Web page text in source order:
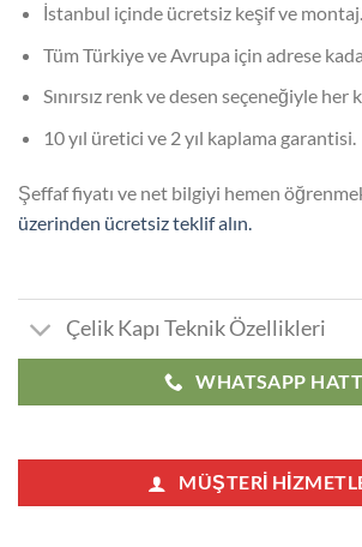
İstanbul içinde ücretsiz keşif ve montaj.
Tüm Türkiye ve Avrupa için adrese
Sınırsız renk ve desen seçeneğiyle her
10 yıl üretici ve 2 yıl kaplama garantisi.
Şeffaf fiyatı ve net bilgiyi hemen
üzerinden ücretsiz teklif alın.
Çelik Kapı Teknik Özellikleri
WHATSAPP
MÜŞTERI